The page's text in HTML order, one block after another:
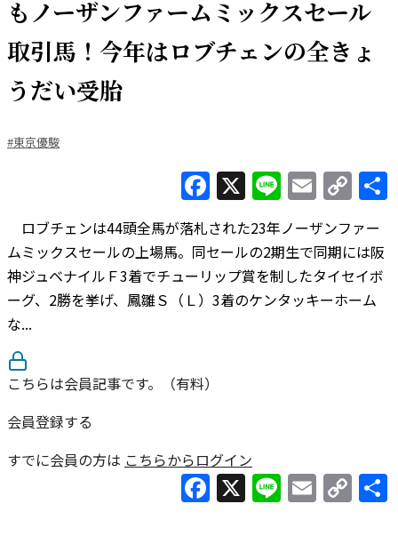
もノーザンファームミックスセール
取引馬！今年はロブチェンの全きょ
うだい受胎
#東京優駿
Facebook
X LineEmail
ロブチェンは44頭全馬が落札された23年ノーザンファー
ムミックスセールの上場馬。同セールの2期生で同期には阪
神ジュベナイルＦ3着でチューリップ賞を制したタイセイボ
ーグ、2勝を挙げ、鳳雛Ｓ（Ｌ）3着のケンタッキーホーム
な...
こちらは会員記事です。（有料）
会員登録する
すでに会員の方は こちらからログイン
Facebook
X LineEmail